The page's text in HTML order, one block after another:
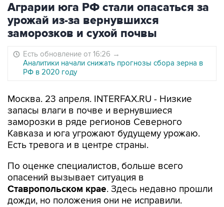
Аграрии юга РФ стали опасаться за
урожай из-за вернувшихся
заморозков и сухой почвы
Есть обновление от 16:26 →
Аналитики начали снижать прогнозы сбора зерна в
РФ в 2020 году
Москва. 23 апреля. INTERFAX.RU - Низкие
запасы влаги в почве и вернувшиеся
заморозки в ряде регионов Северного
Кавказа и юга угрожают будущему урожаю.
Есть тревога и в центре страны.
По оценке специалистов, больше всего
опасений вызывает ситуация в
Ставропольском крае. Здесь недавно прошли
дожди, но положения они не исправили.